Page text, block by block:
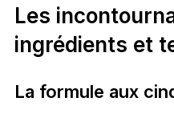
Les
ingrédients et
La formule aux